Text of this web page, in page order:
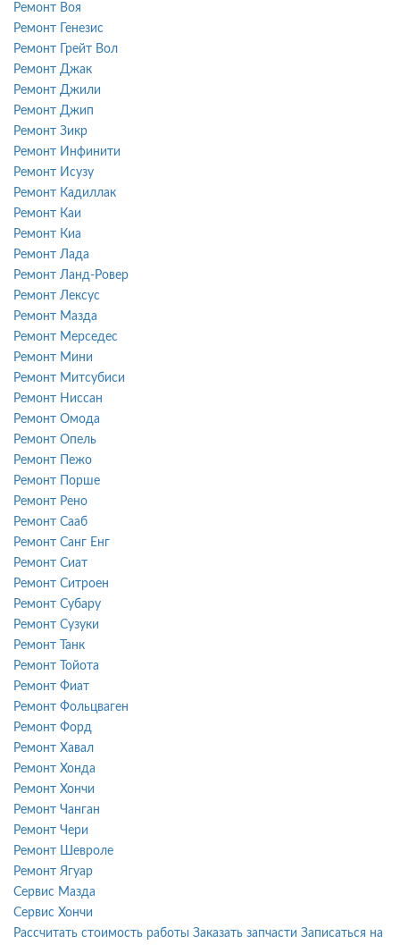
Ремонт Воя
Ремонт Генезис
Ремонт Грейт Вол
Ремонт Джак
Ремонт Джили
Ремонт Джип
Ремонт Зикр
Ремонт Инфинити
Ремонт Исузу
Ремонт Кадиллак
Ремонт Каи
Ремонт Киа
Ремонт Лада
Ремонт Ланд-Ровер
Ремонт Лексус
Ремонт Мазда
Ремонт Мерседес
Ремонт Мини
Ремонт Митсубиси
Ремонт Ниссан
Ремонт Омода
Ремонт Опель
Ремонт Пежо
Ремонт Порше
Ремонт Рено
Ремонт Сааб
Ремонт Санг Енг
Ремонт Сиат
Ремонт Ситроен
Ремонт Субару
Ремонт Сузуки
Ремонт Танк
Ремонт Тойота
Ремонт Фиат
Ремонт Фольцваген
Ремонт Форд
Ремонт Хавал
Ремонт Хонда
Ремонт Хончи
Ремонт Чанган
Ремонт Чери
Ремонт Шевроле
Ремонт Ягуар
Сервис Мазда
Сервис Хончи
Рассчитать стоимость работы Заказать запчасти Записаться на